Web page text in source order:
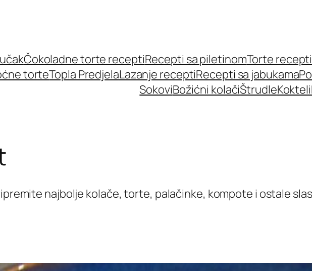
Čokoladne torte receptiRecepti sa piletinomTorte recepti
torteTopla PredjelaLazanje receptiRecepti sa jabukama
SokoviBožićni kolačiŠtrudleKokteli
najbolje kolače, torte, palačinke, kompote i ostale